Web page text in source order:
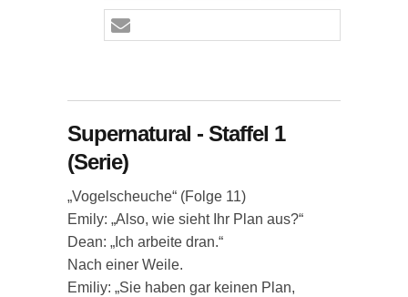
Supernatural - Staffel 1
(Serie)
„Vogelscheuche“ (Folge 11)
Emily: „Also, wie sieht Ihr Plan aus?“
Dean: „Ich arbeite dran.“
Nach einer Weile.
Emiliy: „Sie haben gar keinen Plan,